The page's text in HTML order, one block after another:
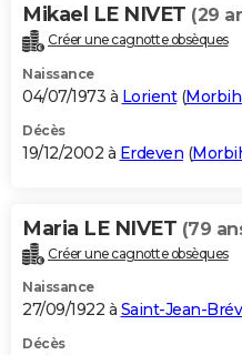
Mikael LE NIVET (29
Créer une cagnotte obsèques
Naissance
04/07/1973 à Lorient(
Décès
19/12/2002 à Erdeven (
Maria LE NIVET (79
Créer une cagnotte obsèques
Naissance
27/09/1922 à Saint-Jean-
Décès